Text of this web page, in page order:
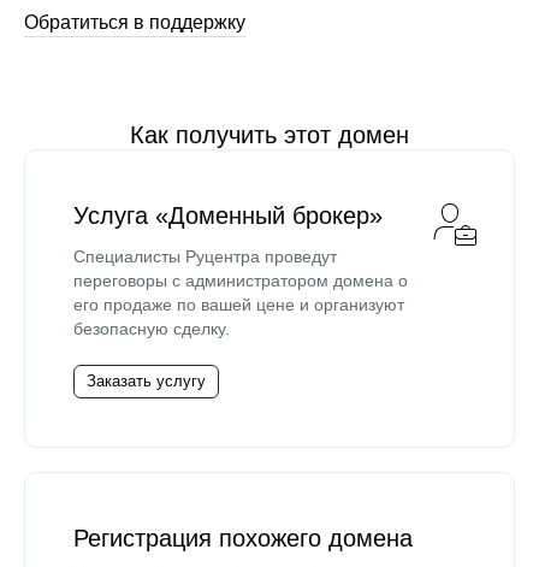
Обратиться в поддержку
Как получить этот домен
Услуга «Доменный брокер»
Специалисты Руцентра проведут
переговоры с администратором домена о
его продаже по вашей цене и организуют
безопасную сделку.
Заказать услугу
Регистрация похожего домена